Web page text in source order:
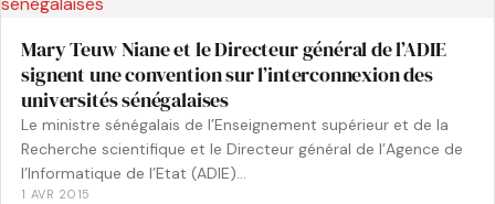
Mary Teuw Niane et le Directeur général de l’ADIE
signent une convention sur l’interconnexion des
universités sénégalaises
Le ministre sénégalais de l’Enseignement supérieur et de la
Recherche scientifique et le Directeur général de l’Agence de
l’Informatique de l’Etat (ADIE)…
1 AVR 2015